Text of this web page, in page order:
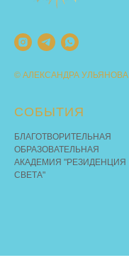
© АЛЕКСАНДРА УЛЬЯНОВА
СОБЫТИЯ
БЛАГОТВОРИТЕЛЬНАЯ
ОБРАЗОВАТЕЛЬНАЯ
АКАДЕМИЯ "РЕЗИДЕНЦИЯ
СВЕТА"